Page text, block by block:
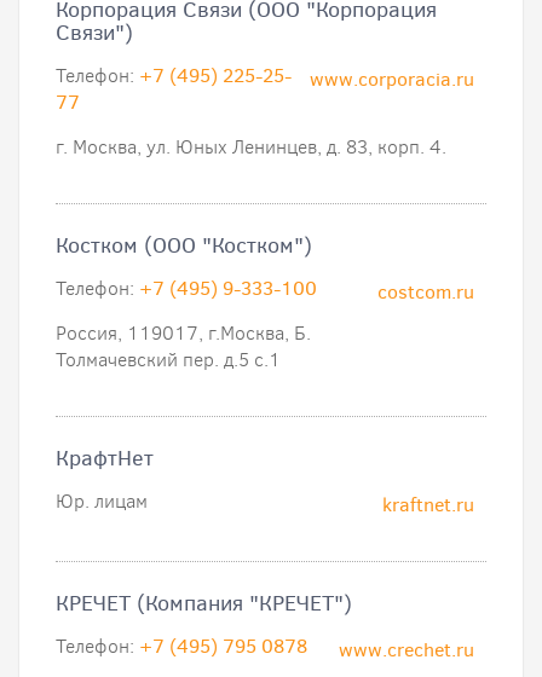
Корпорация Связи (ООО "Корпорация
Связи")
www.corporacia.ru
Телефон: +7 (495) 225-25-
77
г. Москва, ул. Юных Ленинцев, д. 83, корп. 4.
Костком (ООО "Костком")
costcom.ru
Телефон: +7 (495) 9-333-100
Россия, 119017, г.Москва, Б.
Толмачевский пер. д.5 с.1
КрафтНет
kraftnet.ru
Юр. лицам
КРЕЧЕТ (Компания "КРЕЧЕТ")
www.crechet.ru
Телефон: +7 (495) 795 0878